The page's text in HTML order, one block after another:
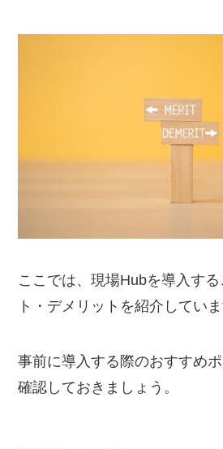
ここでは、現場Hubを導入す
ト・デメリットを紹介していま
事前に導入する際のおすすめ
確認しておきましょう。